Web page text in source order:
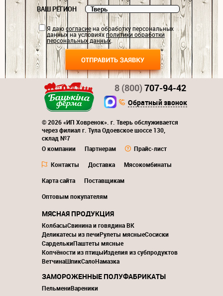
ВАШ РЕГИОН
Я даюсогласиена обработку персональных
данных на условияхполитики обработки
персональных данных.
© 2026 «ИП Ховренок». г. Тверь обслуживается
через филиал г. Тула Одоевское шоссе 130,
склад №7
О компании
Партнерам
Прайс-лист
Контакты
Доставка
Мясокомбинаты
Карта сайта
Поставщикам
Оптовым покупателям
8 (800)707-94-42
Обратный звонок
МЯСНАЯ ПРОДУКЦИЯ
КолбасыСвинина и говядина ВК
Деликатесы из печиРулеты мясныеСосиски
СарделькиПаштеты мясные
Копчёности из птицыИзделия из субпродуктов
ВетчинаШпикСалоНамазка
ЗАМОРОЖЕННЫЕ ПОЛУФАБРИКАТЫ
ПельмениВареники